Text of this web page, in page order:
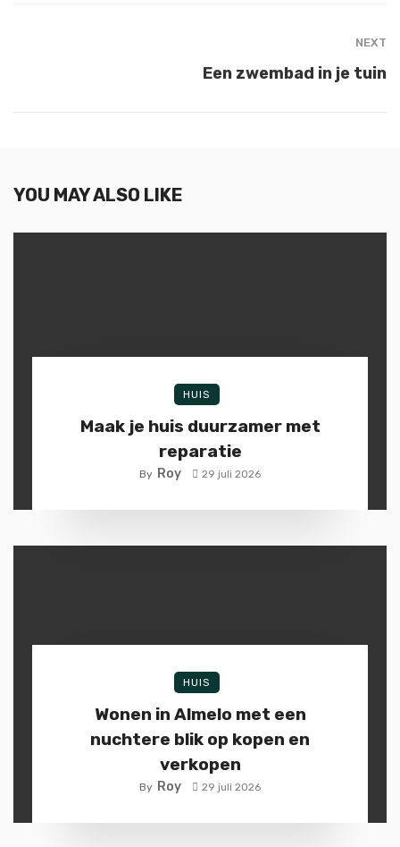
NEXT
Een zwembad in je tuin
YOU MAY ALSO LIKE
HUIS
Maak je huis duurzamer met
reparatie
By Roy 29 juli 2026
HUIS
Wonen in Almelo met een
nuchtere blik op kopen en
verkopen
By Roy 29 juli 2026